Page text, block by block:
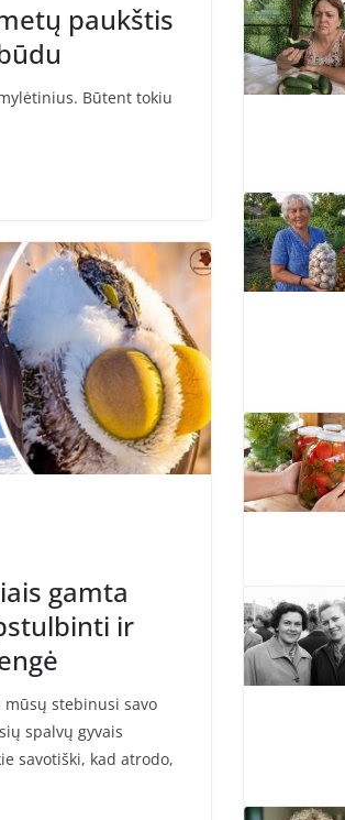
paukštis
Būtent tokiu
gamta
ir
mūsų stebinusi savo
spalvų gyvais
savotiški, kad atrodo,